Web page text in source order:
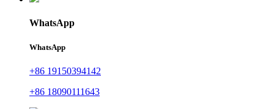
WhatsApp
WhatsApp
+86 19150394142
+86 18090111643